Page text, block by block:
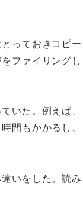
っておきコピー
ファイリングし
いた。例えば、
間もかかるし、
いをした。読み